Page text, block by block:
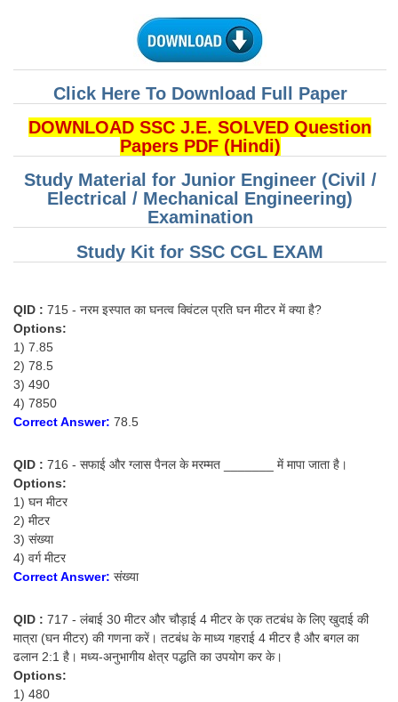
Click Here To Download Full Paper
DOWNLOAD SSC J.E. SOLVED Question
Papers PDF (Hindi)
Study Material for Junior Engineer (Civil /
Electrical / Mechanical Engineering)
Examination
Study Kit for SSC CGL EXAM
QID : 715 - नरम इस्पात का घनत्व क्विंटल प्रति घन मीटर में क्या है?
Options:
1) 7.85
2) 78.5
3) 490
4) 7850
Correct Answer: 78.5
QID : 716 - सफाई और ग्लास पैनल के मरम्मत _______ में मापा जाता है।
Options:
1) घन मीटर
2) मीटर
3) संख्या
4) वर्ग मीटर
Correct Answer: संख्या
QID : 717 - लंबाई 30 मीटर और चौड़ाई 4 मीटर के एक तटबंध के लिए खुदाई की
मात्रा (घन मीटर) की गणना करें। तटबंध के माध्य गहराई 4 मीटर है और बगल का
ढलान 2:1 है। मध्य-अनुभागीय क्षेत्र पद्धति का उपयोग कर के।
Options:
1) 480